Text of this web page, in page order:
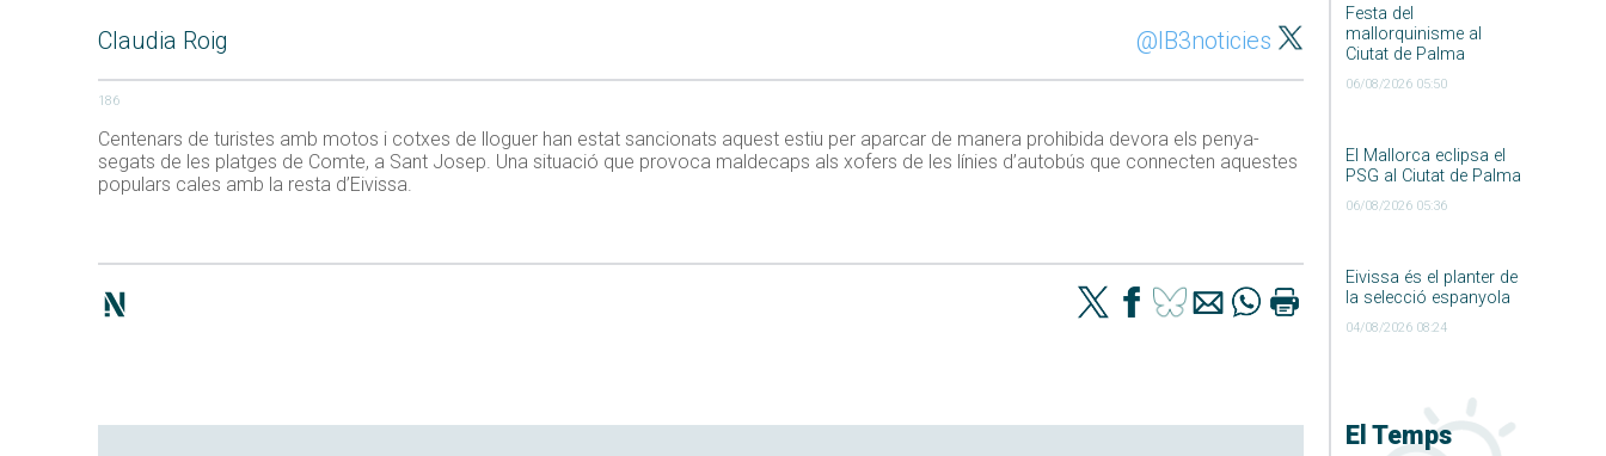
Festa del
mallorquinisme al
Ciutat de Palma
06/08/2026 05:50
El Mallorca eclipsa el
PSG al Ciutat de Palma
06/08/2026 05:36
Eivissa és el planter de
la selecció espanyola
04/08/2026 08:24
El Temps
Claudia Roig @IB3noticies
186
Centenars de turistes amb motos i cotxes de lloguer han estat sancionats aquest estiu per aparcar de manera prohibida devora els penya-
segats de les platges de Comte, a Sant Josep. Una situació que provoca maldecaps als xofers de les línies d’autobús que connecten aquestes
populars cales amb la resta d’Eivissa.